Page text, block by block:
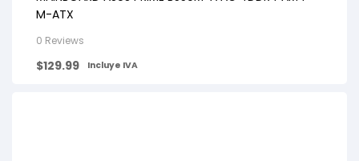
M-ATX
0 Reviews
$129.99 Incluye IVA